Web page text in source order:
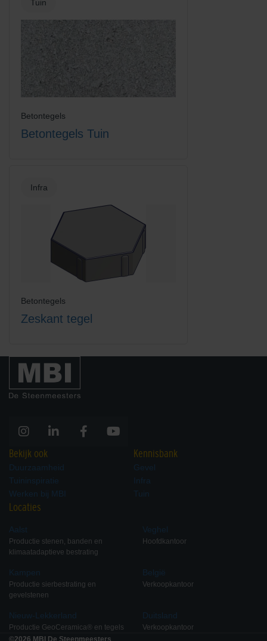
Tuin
Betontegels
Betontegels Tuin
Infra
Betontegels
Zeskant tegel
Bekijk ook
Duurzaamheid
Tuininspiratie
Werken bij MBI
Kennisbank
Gevel
Infra
Tuin
Locaties
Aalst
Productie stenen, banden en
klimaatadaptieve bestrating
Kampen
Productie sierbestrating en
gevelstenen
Nieuw-Lekkerland
Productie GeoCeramica® en tegels
Veghel
Hoofdkantoor
België
Verkoopkantoor
Duitsland
Verkoopkantoor
©2026 MBI De Steenmeesters